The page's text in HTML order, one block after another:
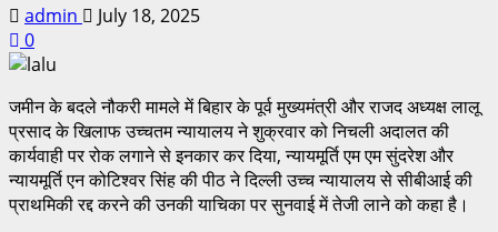
admin
July 18, 2025
0
जमीन के बदले नौकरी मामले में बिहार के पूर्व मुख्यमंत्री और राजद अध्यक्ष लालू
प्रसाद के खिलाफ उच्चतम न्यायालय ने शुक्रवार को निचली अदालत की
कार्यवाही पर रोक लगाने से इनकार कर दिया, न्यायमूर्ति एम एम सुंदरेश और
न्यायमूर्ति एन कोटिश्वर सिंह की पीठ ने दिल्ली उच्च न्यायालय से सीबीआई की
प्राथमिकी रद्द करने की उनकी याचिका पर सुनवाई में तेजी लाने को कहा है।